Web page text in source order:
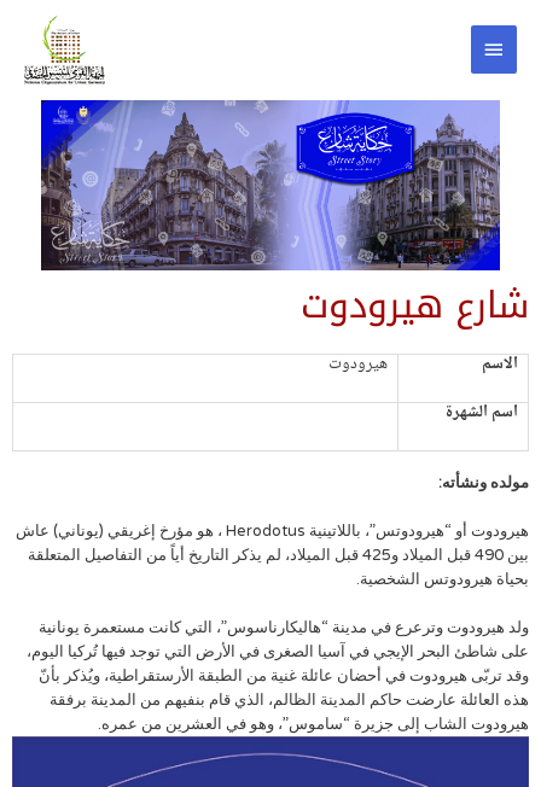
شارع هيرودوت
الاسم
هيرودوت
اسم الشهرة
مولده ونشأته:
هيرودوت أو “هيرودوتس”، باللاتينية Herodotus ، هو مؤرخ إغريقي (يوناني) عاش
بين 490 قبل الميلاد و425 قبل الميلاد، لم يذكر التاريخ أياً من التفاصيل المتعلقة
بحياة هيرودوتس الشخصية.
ولد هيرودوت وترعرع في مدينة “هاليكارناسوس”، التي كانت مستعمرة يونانية
على شاطئ البحر الإيجي في آسيا الصغرى في الأرض التي توجد فيها تُركيا اليوم،
وقد تربّى هيرودوت في أحضان عائلة غنية من الطبقة الأرستقراطية، ويُذكر بأنّ
هذه العائلة عارضت حاكم المدينة الظالم، الذي قام بنفيهم من المدينة برفقة
هيرودوت الشاب إلى جزيرة “ساموس”، وهو في العشرين من عمره.